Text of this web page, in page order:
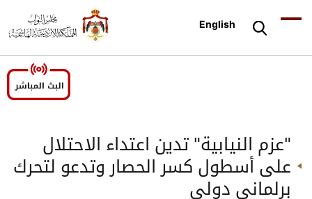
English
"عزم النيابية" تدين اعتداء الاحتلال
على أسطول كسر الحصار وتدعو لتحرك
برلماني دولي